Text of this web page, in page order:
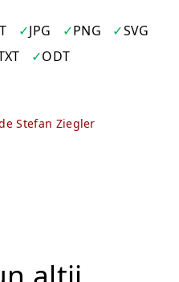
JPG PNG
SVG
ODT
Stefan Ziegler